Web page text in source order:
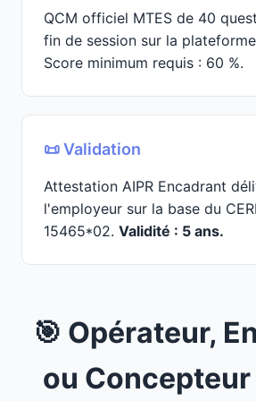
QCM officiel MTES de 40
fin de session sur la
Score minimum requis : 60 %.
📜 Validation
Attestation AIPR Encadrant
l'employeur sur la base du
15465*02. Validité : 5 ans.
🎯 Opérateur,
ou